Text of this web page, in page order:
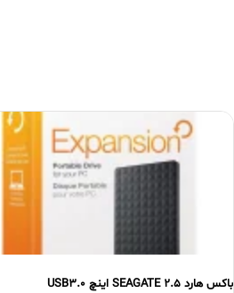
باکس هارد SEAGATE 2.5 اینچ USB3.0